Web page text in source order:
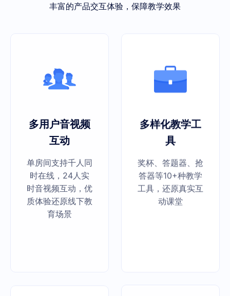
丰富的产品交互体验，保障教学效果
多用户音视频
互动
单房间支持千人同
时在线，24人实
时音视频互动，优
质体验还原线下教
育场景
多样化教学工
具
奖杯、答题器、抢
答器等10+种教学
工具，还原真实互
动课堂